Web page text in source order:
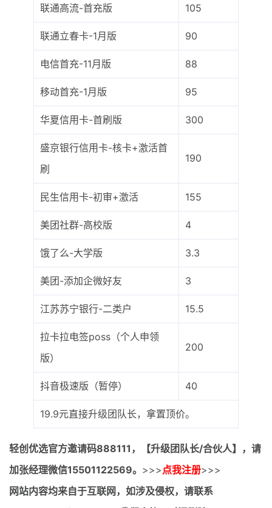
联通高流-首充版 105
联通立春卡-1月版 90
电信首充-11月版 88
移动首充-1月版 95
华夏信用卡-首刷版 300
盛京银行信用卡-核卡+激活首
刷
190
民生信用卡-初审+激活 155
美团社群-高校版 4
饿了么-大学版 3.3
美团-添加企微好友 3
江苏苏宁银行-二类户 15.5
拉卡拉电签poss（个人申领
版）
200
抖音极速版（暂停） 40
19.9元直接升级团队长，拿置顶价。
轻创优选官方邀请码888111，【升级团队长/合伙人】，请
加张经理微信15501122569。 >>> 点我注册>>>
网站内容均来自于互联网，如涉及侵权，请联系